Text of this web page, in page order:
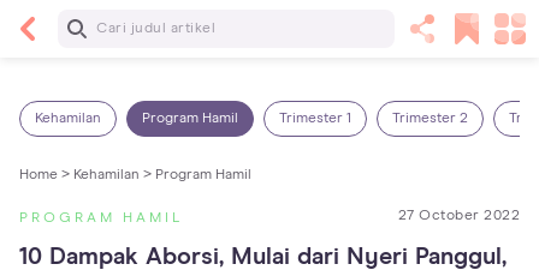
Baca Selanjutnya
Kehamilan Program Hamil Trimester 1 Trimester 2
Home > Kehamilan > Program Hamil
PROGRAM HAMIL 27 October 2022
10 Dampak Aborsi, Mulai dari Nyeri Panggul,